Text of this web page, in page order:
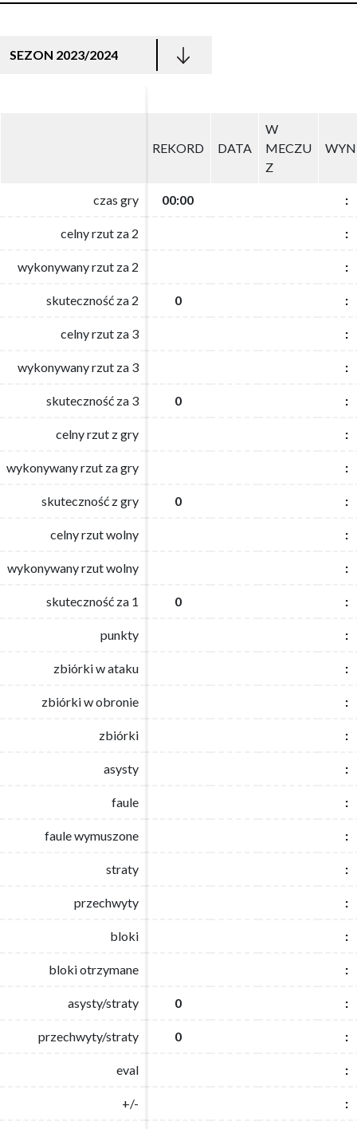
SEZON 2023/2024
REKORD DATA
W
MECZU
Z
czas gry 00:00 :
celny rzut za 2 :
wykonywany rzut za 2 :
skuteczność za 2 0 :
celny rzut za 3 :
wykonywany rzut za 3 :
skuteczność za 3 0 :
celny rzut z gry :
wykonywany rzut za gry :
skuteczność z gry 0 :
celny rzut wolny :
wykonywany rzut wolny :
skuteczność za 1 0 :
punkty :
zbiórki w ataku :
zbiórki w obronie :
zbiórki :
asysty :
faule :
faule wymuszone :
straty :
przechwyty :
bloki :
bloki otrzymane :
asysty/straty 0 :
przechwyty/straty 0 :
eval :
+/- :
REKORD DATA
W
MECZU
Z
czas gry 00:00 :
celny rzut za 2 :
wykonywany rzut za 2 :
skuteczność za 2 0 :
celny rzut za 3 :
wykonywany rzut za 3 :
skuteczność za 3 0 :
celny rzut z gry :
wykonywany rzut za gry :
skuteczność z gry 0 :
celny rzut wolny :
wykonywany rzut wolny :
skuteczność za 1 0 :
punkty :
zbiórki w ataku :
zbiórki w obronie :
zbiórki :
asysty :
faule :
faule wymuszone :
straty :
przechwyty :
bloki :
bloki otrzymane :
asysty/straty 0 :
przechwyty/straty 0 :
eval :
+/- :